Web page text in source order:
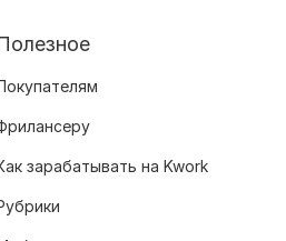
зарабатывать на Kwork